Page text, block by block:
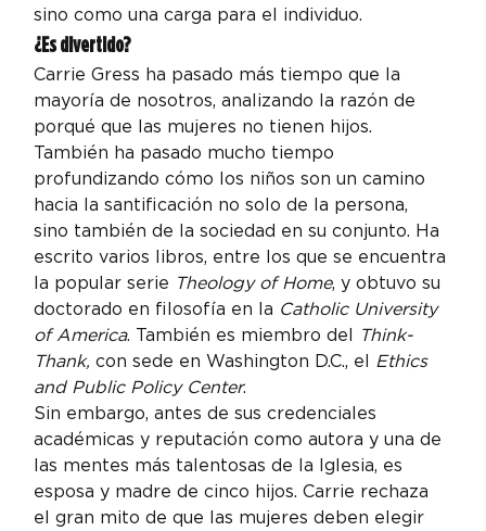
sino como una carga para el individuo.
¿Es divertido?
Carrie Gress ha pasado más tiempo que la
mayoría de nosotros, analizando la razón de
porqué que las mujeres no tienen hijos.
También ha pasado mucho tiempo
profundizando cómo los niños son un camino
hacia la santificación no solo de la persona,
sino también de la sociedad en su conjunto. Ha
escrito varios libros, entre los que se encuentra
la popular serie Theology of Home, y obtuvo su
doctorado en filosofía en la Catholic University
of America. También es miembro del Think-
Thank, con sede en Washington D.C., el Ethics
and Public Policy Center.
Sin embargo, antes de sus credenciales
académicas y reputación como autora y una de
las mentes más talentosas de la Iglesia, es
esposa y madre de cinco hijos. Carrie rechaza
el gran mito de que las mujeres deben elegir